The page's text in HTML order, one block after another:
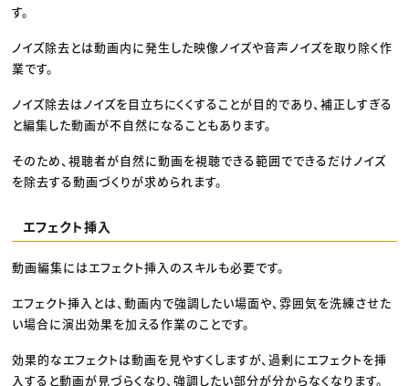
す。
ノイズ除去とは動画内に発生した映像ノイズや音声ノイズを取り除く作
業です。
ノイズ除去はノイズを目立ちにくくすることが目的であり、補正しすぎる
と編集した動画が不自然になることもあります。
そのため、視聴者が自然に動画を視聴できる範囲でできるだけノイズ
を除去する動画づくりが求められます。
エフェクト挿入
動画編集にはエフェクト挿入のスキルも必要です。
エフェクト挿入とは、動画内で強調したい場面や、雰囲気を洗練させた
い場合に演出効果を加える作業のことです。
効果的なエフェクトは動画を見やすくしますが、過剰にエフェクトを挿
入すると動画が見づらくなり、強調したい部分が分からなくなります。